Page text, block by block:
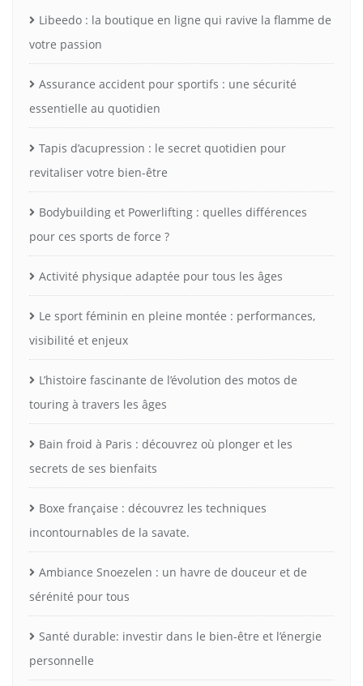
Libeedo : la boutique en ligne qui ravive la flamme de
votre passion
Assurance accident pour sportifs : une sécurité
essentielle au quotidien
Tapis d’acupression : le secret quotidien pour
revitaliser votre bien-être
Bodybuilding et Powerlifting : quelles différences
pour ces sports de force ?
Activité physique adaptée pour tous les âges
Le sport féminin en pleine montée : performances,
visibilité et enjeux
L’histoire fascinante de l’évolution des motos de
touring à travers les âges
Bain froid à Paris : découvrez où plonger et les
secrets de ses bienfaits
Boxe française : découvrez les techniques
incontournables de la savate.
Ambiance Snoezelen : un havre de douceur et de
sérénité pour tous
Santé durable: investir dans le bien-être et l’énergie
personnelle